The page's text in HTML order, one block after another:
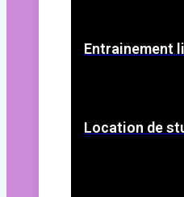
Entrainement
Location de